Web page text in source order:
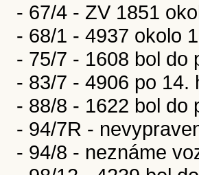
- 67/4 - ZV 1851
- 68/1 - 4937 okolo
- 75/7 - 1608 bol do
- 83/7 - 4906 po 14.
- 88/8 - 1622 bol do
- 94/7R -
- 94/8 - neznáme